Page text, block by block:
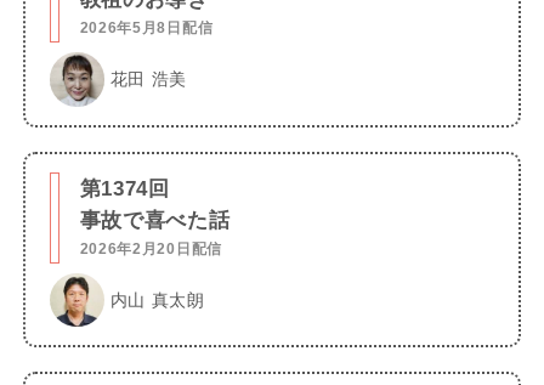
2026年5月8日配信
花田 浩美
第1374回
事故で喜べた話
2026年2月20日配信
内山 真太朗